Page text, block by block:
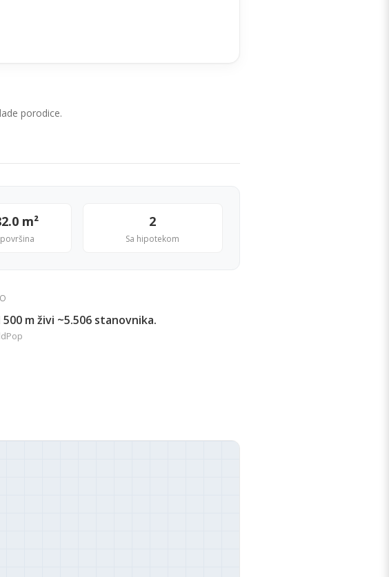
porodice.
m² 2
Sa hipotekom
m živi ~5.506 stanovnika.